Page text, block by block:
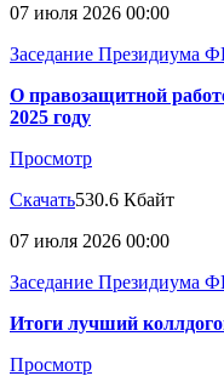
07 июля 2026 00:00
Заседание Президиума
О правозащитной
2025 году
Просмотр
Скачать530.6 Кбайт
07 июля 2026 00:00
Заседание Президиума
Итоги лучший
Просмотр